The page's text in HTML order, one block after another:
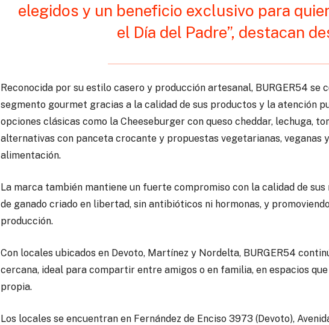
elegidos y un beneficio exclusivo para
el Día del Padre”, destacan
Reconocida por su estilo casero y producción artesanal, BURGER54 se
segmento gourmet gracias a la calidad de sus productos y la atención
opciones clásicas como la Cheeseburger con queso cheddar, lechuga,
alternativas con panceta crocante y propuestas vegetarianas, veganas
alimentación.
La marca también mantiene un fuerte compromiso con la calidad de
de ganado criado en libertad, sin antibióticos ni hormonas, y
producción.
Con locales ubicados en Devoto, Martínez y Nordelta, BURGER54
cercana, ideal para compartir entre amigos o en familia, en espacios
propia.
Los locales se encuentran en Fernández de Enciso 3973 (Devoto),